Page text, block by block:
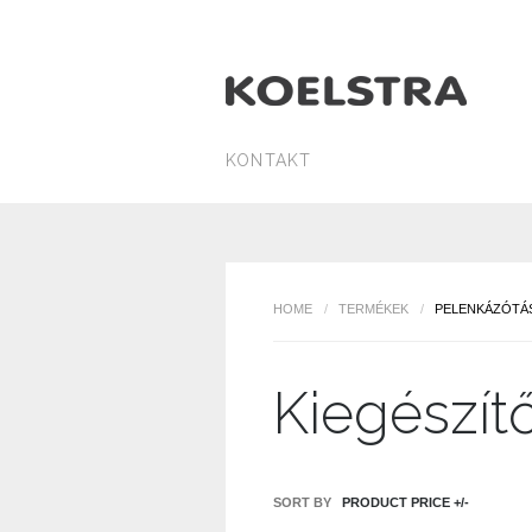
KONTAKT
HOME / TERMÉKEK /
SORT BY PRODUCT PRICE +/-